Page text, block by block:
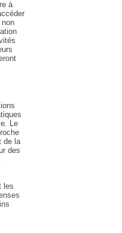
à
Le
de la
des
les